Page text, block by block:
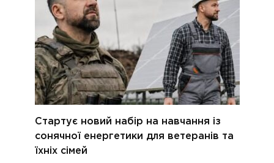
Стартує новий набір на навчання із
сонячної енергетики для ветеранів та
їхніх сімей